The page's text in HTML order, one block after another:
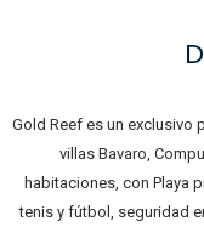
Gold Reef es un exclusivo
villas Bavaro,
habitaciones, con Playa
tenis y fútbol, seguridad